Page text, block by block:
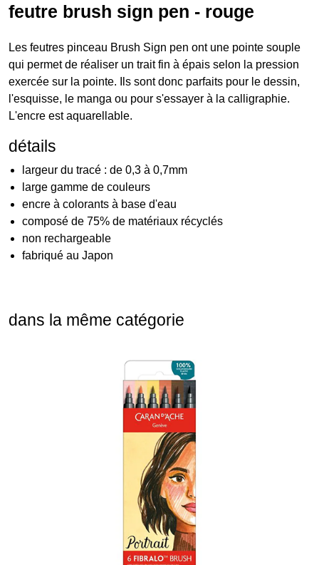
feutre brush sign pen - rouge
Les feutres pinceau Brush Sign pen ont une pointe souple
qui permet de réaliser un trait fin à épais selon la pression
exercée sur la pointe. Ils sont donc parfaits pour le dessin,
l'esquisse, le manga ou pour s'essayer à la calligraphie.
L'encre est aquarellable.
détails
largeur du tracé : de 0,3 à 0,7mm
large gamme de couleurs
encre à colorants à base d'eau
composé de 75% de matériaux récyclés
non rechargeable
fabriqué au Japon
dans la même catégorie